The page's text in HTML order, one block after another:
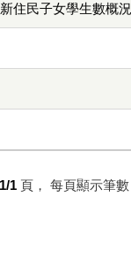
住民子女學生數概況
1/1 頁， 每頁顯示筆數